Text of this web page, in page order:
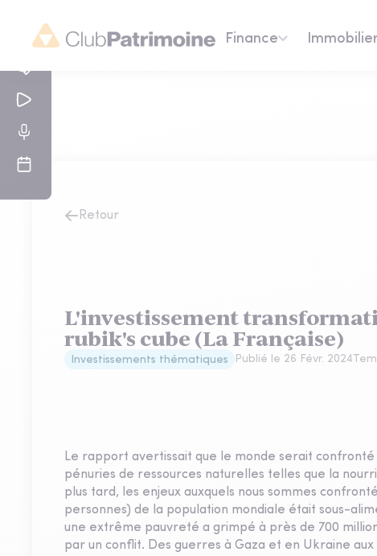
Finance
Retour
L'investissement
rubik's cube (La Française)
Investissements thématiques Publié le 26 Févr. 2024
Le rapport avertissait que le monde serait
pénuries de ressources naturelles telles que la
plus tard, les enjeux auxquels nous sommes
personnes) de la population mondiale était sous-
une extrême pauvreté a grimpé à près de 700
par un conflit. Des guerres à Gaza et en Ukraine